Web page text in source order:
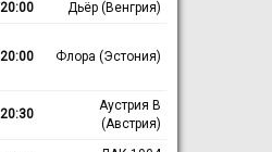
20:00
Дьёр (Венгрия)
20:00 Флора (Эстония)
20:30
Аустрия В
(Австрия)